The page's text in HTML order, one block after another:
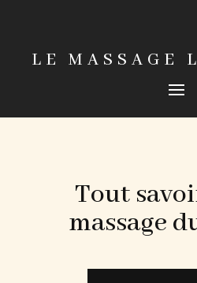
LE MASSAGE
Tout
massage